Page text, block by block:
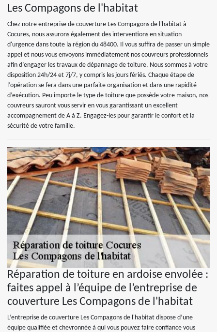
Les Compagons de l'habitat
Chez notre entreprise de couverture Les Compagons de l'habitat à
Cocures, nous assurons également des interventions en situation
d'urgence dans toute la région du 48400. Il vous suffira de passer un simple
appel et nous vous envoyons immédiatement nos couvreurs professionnels
afin d’engager les travaux de dépannage de toiture. Nous sommes à votre
disposition 24h/24 et 7j/7, y compris les jours fériés. Chaque étape de
l’opération se fera dans une parfaite organisation et dans une rapidité
d’exécution. Peu importe le type de toiture que possède votre maison, nos
couvreurs sauront vous servir en vous garantissant un excellent
accompagnement de A à Z. Engagez-les pour garantir le confort et la
sécurité de votre famille.
Réparation de toiture en ardoise envolée :
faites appel à l’équipe de l’entreprise de
couverture Les Compagons de l'habitat
L’entreprise de couverture Les Compagons de l'habitat dispose d’une
équipe qualifiée et chevronnée à qui vous pouvez faire confiance vous